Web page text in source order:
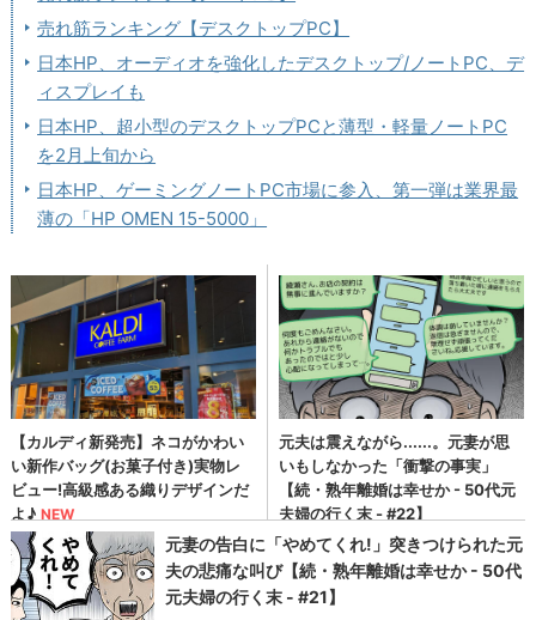
売れ筋ランキング【デスクトップPC】
日本HP、オーディオを強化したデスクトップ/ノートPC、デ
ィスプレイも
日本HP、超小型のデスクトップPCと薄型・軽量ノートPC
を2月上旬から
日本HP、ゲーミングノートPC市場に参入、第一弾は業界最
薄の「HP OMEN 15-5000」